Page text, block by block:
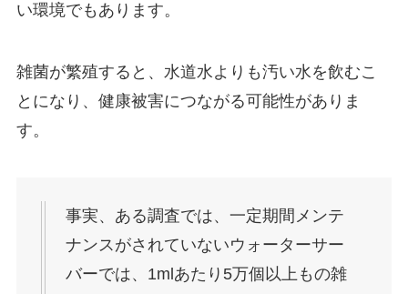
い環境でもあります。
雑菌が繁殖すると、水道水よりも汚い水を飲むこ
とになり、 健康被害につながる可能性がありま
す。
事実、ある調査では、一定期間メンテ
ナンスがされていないウォーターサー
バーでは、1mlあたり5万個以上もの雑